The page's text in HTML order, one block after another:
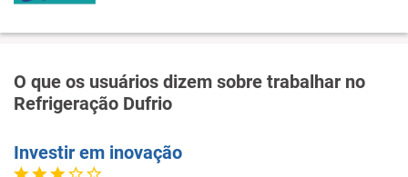
O que os usuários dizem sobre trabalhar no
Refrigeração Dufrio
Investir em inovação